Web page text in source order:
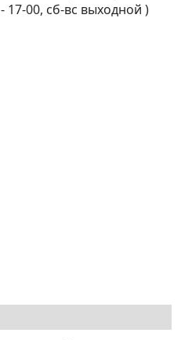
17-00, сб-вс выходной )